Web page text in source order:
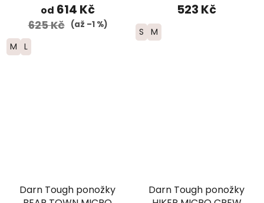
od 614 Kč
625 Kč (až –1 %)
M L
523 Kč
S M
Darn Tough ponožky
Darn Tough ponožky